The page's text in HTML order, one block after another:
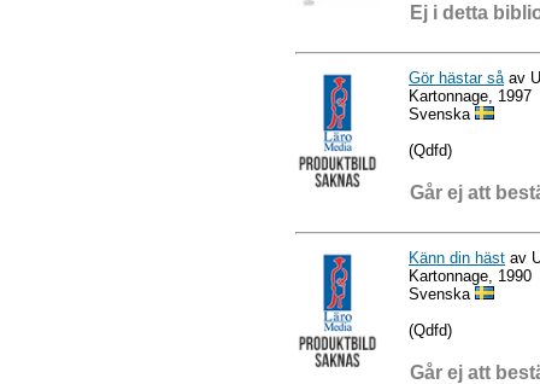
Ej i detta
Gör hästar så av
Kartonnage, 1997
Svenska
(Qdfd)
Går ej att
Känn din häst av
Kartonnage, 1990
Svenska
(Qdfd)
Går ej att